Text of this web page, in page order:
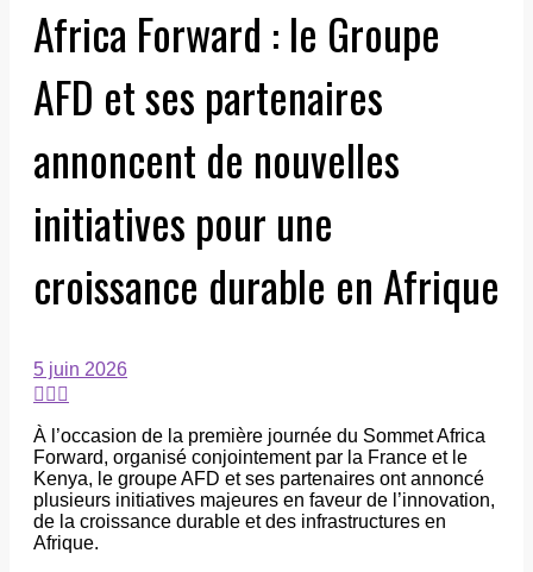
Africa Forward : le Groupe
AFD et ses partenaires
annoncent de nouvelles
initiatives pour une
croissance durable en Afrique
5 juin 2026
À l’occasion de la première journée du Sommet Africa
Forward, organisé conjointement par la France et le
Kenya, le groupe AFD et ses partenaires ont annoncé
plusieurs initiatives majeures en faveur de l’innovation,
de la croissance durable et des infrastructures en
Afrique.